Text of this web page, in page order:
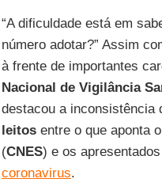
“A dificuldade está em
número adotar?” Assim
à frente de importantes
Nacional de Vigilância
destacou a inconsistência
leitosentre o que aponta o
(CNES) e os
coronavirus.